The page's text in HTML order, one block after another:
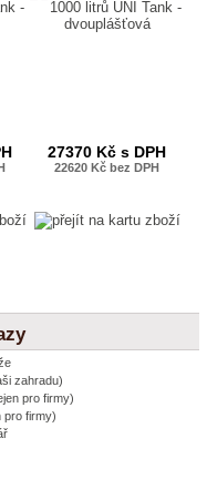
27370 Kč s DPH
22620 Kč bez DPH
zahradu)
pro firmy)
pro firmy)